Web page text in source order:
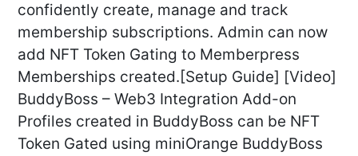
confidently create, manage and track
membership subscriptions. Admin can now
add NFT Token Gating to Memberpress
Memberships created.[Setup Guide] [Video]
BuddyBoss – Web3 Integration Add-on
Profiles created in BuddyBoss can be NFT
Token Gated using miniOrange BuddyBoss